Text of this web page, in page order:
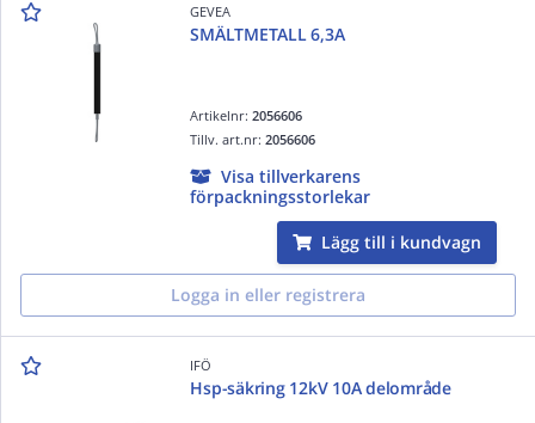
GEVEA
SMÄLTMETALL 6,3A
Artikelnr:2056606
Tillv. art.nr:2056606
Visa tillverkarens
förpackningsstorlekar
Lägg till i kundvagn
Logga in eller registrera
IFÖ
Hsp-säkring 12kV 10A delområde